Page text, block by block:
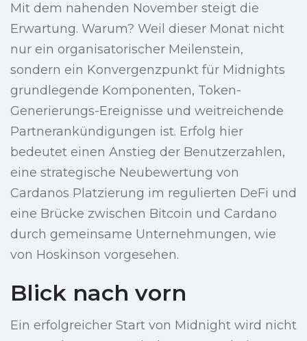
Mit dem nahenden November steigt die
Erwartung. Warum? Weil dieser Monat nicht
nur ein organisatorischer Meilenstein,
sondern ein Konvergenzpunkt für Midnights
grundlegende Komponenten, Token-
Generierungs-Ereignisse und weitreichende
Partnerankündigungen ist. Erfolg hier
bedeutet einen Anstieg der Benutzerzahlen,
eine strategische Neubewertung von
Cardanos Platzierung im regulierten DeFi und
eine Brücke zwischen Bitcoin und Cardano
durch gemeinsame Unternehmungen, wie
von Hoskinson vorgesehen.
Blick nach vorn
Ein erfolgreicher Start von Midnight wird nicht